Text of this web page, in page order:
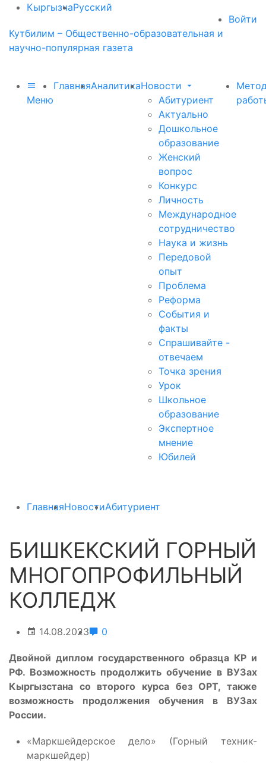
КыргызчаРусский
Войти
Кутбилим – Общественно-образовательная и
научно-популярная газета
Меню
ГлавнаяАналитикаНовости
Абитуриент
Актуально
Дошкольное
образование
Женский
вопрос
Конкурс
Личность
Международное
сотрудничество
Наука и жизнь
Передовой
опыт
Проблема
Реформа
События и
факты
Спрашивайте -
отвечаем
Точка зрения
Урок
Школьное
образование
Экспертное
мнение
Юбилей
ГлавнаяНовостиАбитуриент
БИШКЕКСКИЙ ГОРНЫЙ
МНОГОПРОФИЛЬНЫЙ
КОЛЛЕДЖ
14.08.2023 0
Двойной диплом государственного образца КР и
РФ. Возможность продолжить обучение в ВУЗах
Кыргызстана со второго курса без ОРТ, также
возможность продолжения обучения в ВУЗах
России.
«Маркшейдерское дело» (Горный техник-
маркшейдер)